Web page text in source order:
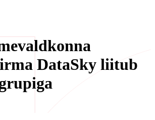
DataSky liitub